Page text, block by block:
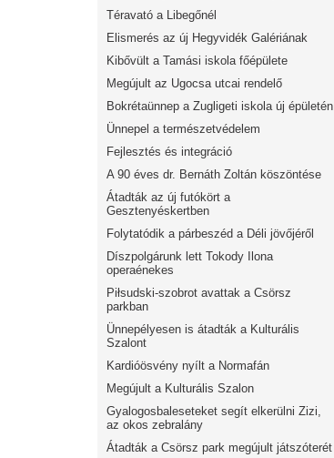
Téravató a Libegőnél
Elismerés az új Hegyvidék Galériának
Kibővült a Tamási iskola főépülete
Megújult az Ugocsa utcai rendelő
Bokrétaünnep a Zugligeti iskola új épületén
Ünnepel a természetvédelem
Fejlesztés és integráció
A 90 éves dr. Bernáth Zoltán köszöntése
Átadták az új futókört a
Gesztenyéskertben
Folytatódik a párbeszéd a Déli jövőjéről
Díszpolgárunk lett Tokody Ilona
operaénekes
Piłsudski-szobrot avattak a Csörsz
parkban
Ünnepélyesen is átadták a Kulturális
Szalont
Kardióösvény nyílt a Normafán
Megújult a Kulturális Szalon
Gyalogosbaleseteket segít elkerülni Zizi,
az okos zebralány
Átadták a Csörsz park megújult játszóterét